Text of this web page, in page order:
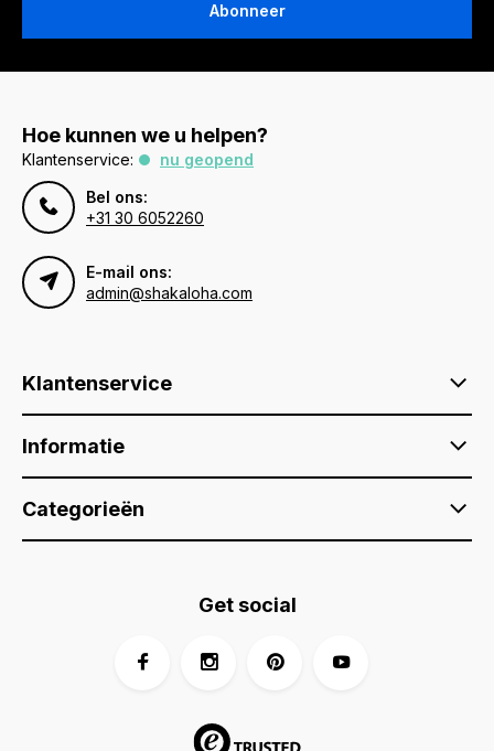
Abonneer
Hoe kunnen we u helpen?
Klantenservice:
nu geopend
Bel ons:
+31 30 6052260
E-mail ons:
admin@shakaloha.com
Klantenservice
Informatie
Categorieën
Get social